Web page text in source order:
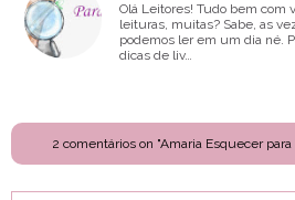
Olá Leitores! Tudo bem com
leituras, muitas? Sabe, as
podemos ler em um dia né.
dicas de liv…
2 comentários on "Amaria Esquecer